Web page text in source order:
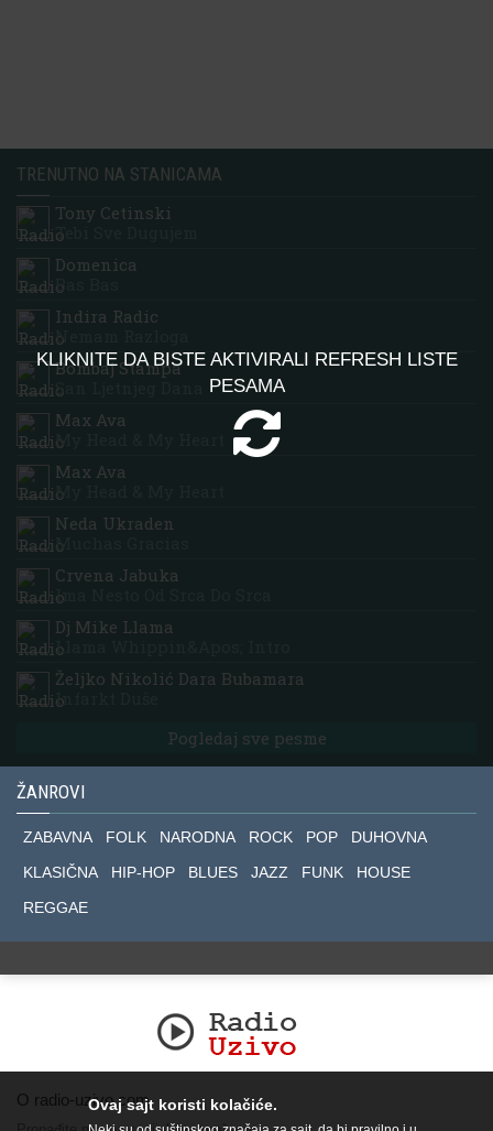
KLIKNITE DA BISTE AKTIVIRALI REFRESH LISTE
PESAMA
TRENUTNO NA STANICAMA
Tony Cetinski
Tebi Sve Dugujem
Domenica
Bas Bas
Indira Radic
Nemam Razloga
Bombaj Stampa
San Ljetnjeg Dana
Max Ava
My Head & My Heart
Max Ava
My Head & My Heart
Neda Ukraden
Muchas Gracias
Crvena Jabuka
Ima Nesto Od Srca Do Srca
Dj Mike Llama
Llama Whippin&apos; Intro
Željko Nikolić Dara Bubamara
Infarkt Duše
Pogledaj sve pesme
ŽANROVI
ZABAVNA FOLK NARODNA ROCK POP
DUHOVNA
KLASIČNA
HIP-HOP BLUES JAZZ FUNK
HOUSE
REGGAE
O radio-uzivo.comOvaj sajt koristi kolačiće.